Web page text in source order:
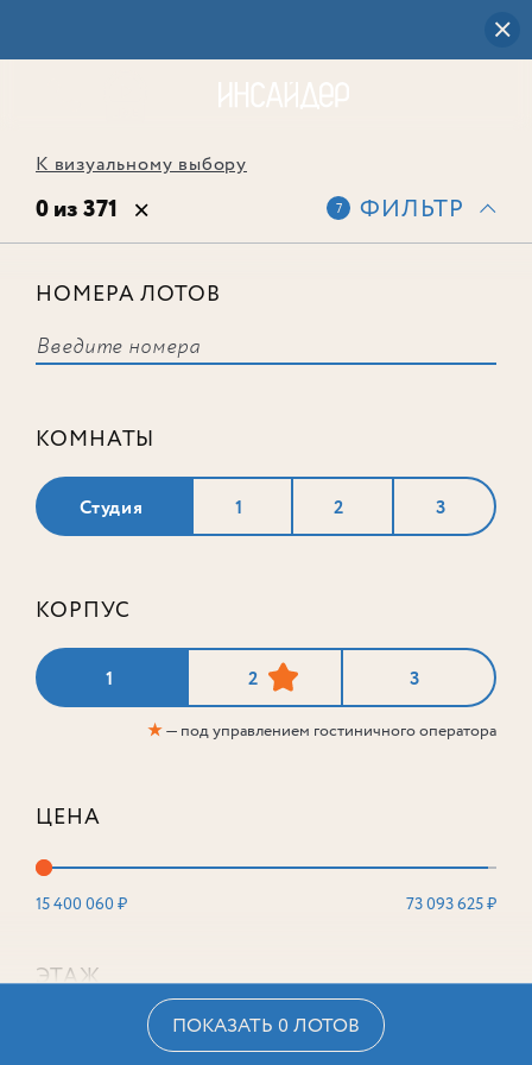
К визуальному выбору
0 из 371 7 ФИЛЬТР
НОМЕРА ЛОТОВ
КОМНАТЫ
Студия 1 2 3
КОРПУС
1 2 3
★— под управлением гостиничного оператора
ЦЕНА
15 400 060 ₽ 73 093 625 ₽
ЭТАЖ
ПОКАЗАТЬ 0 ЛОТОВ
соответствует ни одного лота